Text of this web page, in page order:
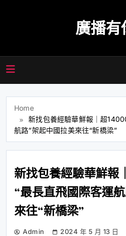
廣播有
Home
新找包養經驗華鮮報｜超
航路”架起中國拉美來往“新橋梁”
新找包養經驗華鮮報
“最長直飛國際客運
來往“新橋梁”
Admin 2024 年 5 月 13 日